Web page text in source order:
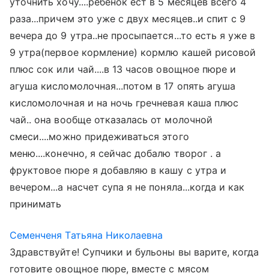
раза...причем это уже с двух месяцев..и спит с 9
вечера до 9 утра..не просыпается...то есть я уже в
9 утра(первое кормление) кормлю кашей рисовой
плюс сок или чай....в 13 часов овощное пюре и
агуша кисломолочная...потом в 17 опять агуша
кисломолочная и на ночь гречневая каша плюс
чай.. она вообще отказалась от молочной
смеси....можно придеживаться этого
меню....конечно, я сейчас добалю творог . а
фруктовое пюре я добавляю в кашу с утра и
вечером...а насчет супа я не поняла...когда и как
принимать
Семенченя Татьяна Николаевна
Здравствуйте! Супчики и бульоны вы варите, когда
готовите овощное пюре, вместе с мясом